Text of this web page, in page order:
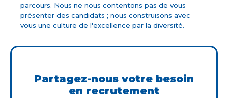
parcours. Nous ne nous contentons pas de vous
présenter des candidats ; nous construisons avec
vous une culture de l'excellence par la diversité.
Partagez-nous votre besoin
en recrutement